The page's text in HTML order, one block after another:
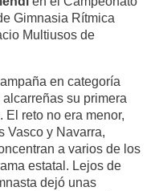
Gimnasia Rítmica
Multiusos de
en categoría
su primera
reto no era menor,
Vasco y Navarra,
a varios de los
estatal. Lejos de
dejó unas